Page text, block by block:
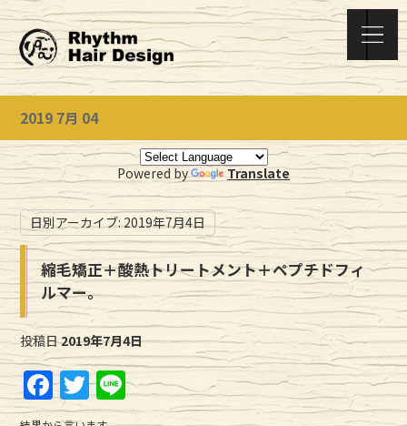
2019 7月 04
Powered by Translate
日別アーカイブ:2019年7月4日
縮毛矯正＋酸熱トリートメント＋ペプチドフィ
ルマー。
投稿日2019年7月4日
F
a
T
w
Li
n